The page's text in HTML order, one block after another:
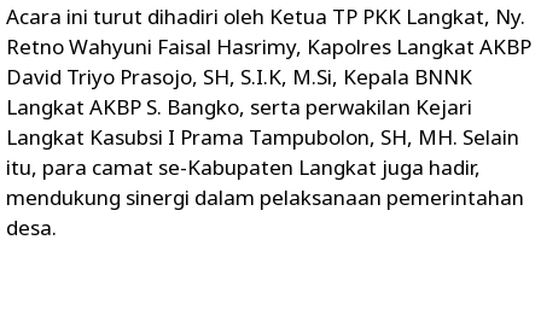
Acara ini turut dihadiri oleh Ketua TP PKK Langkat, Ny.
Retno Wahyuni Faisal Hasrimy, Kapolres Langkat AKBP
David Triyo Prasojo, SH, S.I.K, M.Si, Kepala BNNK
Langkat AKBP S. Bangko, serta perwakilan Kejari
Langkat Kasubsi I Prama Tampubolon, SH, MH. Selain
itu, para camat se-Kabupaten Langkat juga hadir,
mendukung sinergi dalam pelaksanaan pemerintahan
desa.